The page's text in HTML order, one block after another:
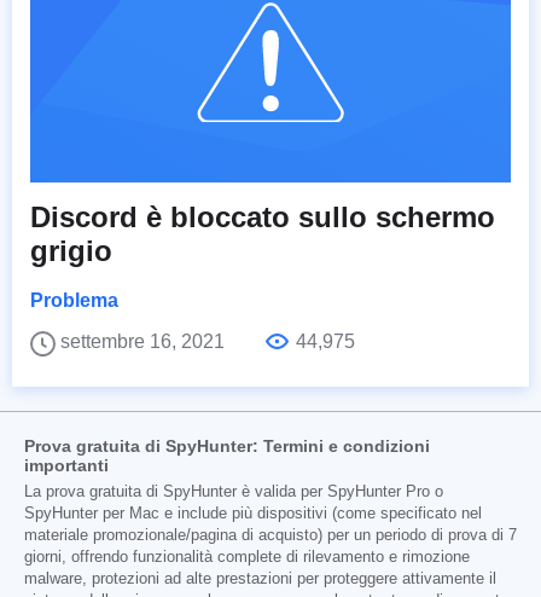
Discord è bloccato sullo schermo
grigio
Problema
settembre 16, 2021
44,975
Prova gratuita di SpyHunter: Termini e condizioni
importanti
La prova gratuita di SpyHunter è valida per SpyHunter Pro o
SpyHunter per Mac e include più dispositivi (come specificato nel
materiale promozionale/pagina di acquisto) per un periodo di prova di 7
giorni, offrendo funzionalità complete di rilevamento e rimozione
malware, protezioni ad alte prestazioni per proteggere attivamente il